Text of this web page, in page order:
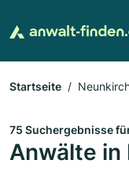
Startseite
75 Suchergebnisse
Anwälte in